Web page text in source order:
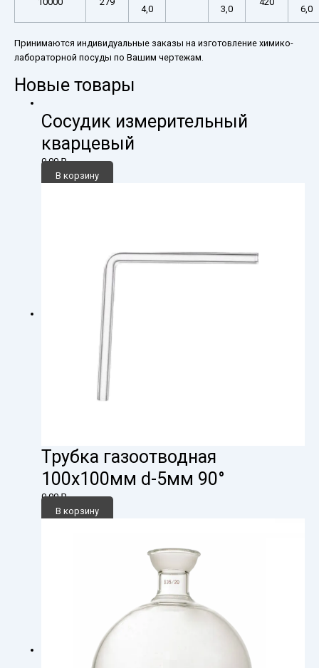
4,0 3,0 6,0
Принимаются индивидуальные заказы на изготовление химико-
лабораторной посуды по Вашим чертежам.
Новые товары
Сосудик измерительный
кварцевый
0,00₽
В корзину
Трубка газоотводная
100х100мм d-5мм 90°
0,00₽
В корзину